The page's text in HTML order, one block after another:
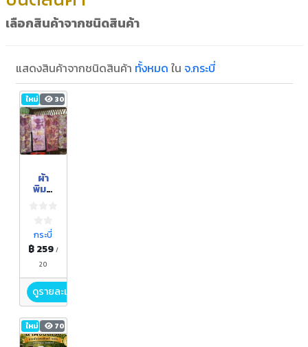
เลือกสินค้าจากชนิดสินค้า
แสดงสินค้าจากชนิดสินค้า ทั้งหมด ใน จ.กระบี่
ใหม่ 30
ผ้า
พิมพ์
กระบี่
฿ 259 /
20
ดูรายละเอียด
ใหม่ 70